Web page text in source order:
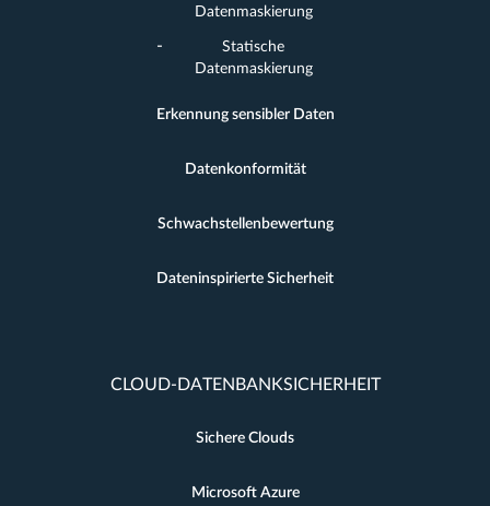
Datenmaskierung
Statische
Datenmaskierung
Erkennung sensibler Daten
Datenkonformität
Schwachstellenbewertung
Dateninspirierte Sicherheit
CLOUD-DATENBANKSICHERHEIT
Sichere Clouds
Microsoft Azure